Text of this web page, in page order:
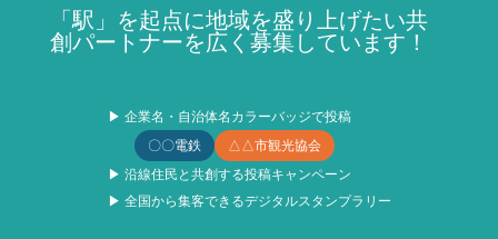
「駅」を起点に地域を盛り上げたい共
創パートナーを広く募集しています！
▶ 企業名・自治体名カラーバッジで投稿
〇〇電鉄
△△市観光協会
▶ 沿線住民と共創する投稿キャンペーン
▶ 全国から集客できるデジタルスタンプラリー